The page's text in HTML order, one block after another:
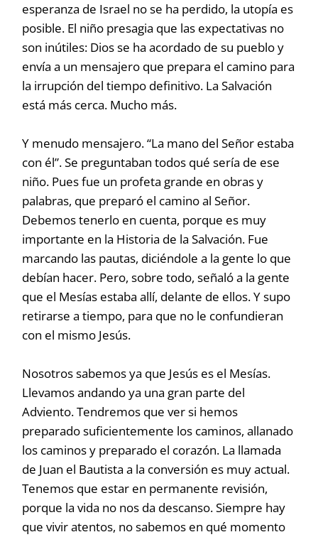
esperanza de Israel no se ha perdido, la utopía es
posible. El niño presagia que las expectativas no
son inútiles: Dios se ha acordado de su pueblo y
envía a un mensajero que prepara el camino para
la irrupción del tiempo definitivo. La Salvación
está más cerca. Mucho más.
Y menudo mensajero. “La mano del Señor estaba
con él”. Se preguntaban todos qué sería de ese
niño. Pues fue un profeta grande en obras y
palabras, que preparó el camino al Señor.
Debemos tenerlo en cuenta, porque es muy
importante en la Historia de la Salvación. Fue
marcando las pautas, diciéndole a la gente lo que
debían hacer. Pero, sobre todo, señaló a la gente
que el Mesías estaba allí, delante de ellos. Y supo
retirarse a tiempo, para que no le confundieran
con el mismo Jesús.
Nosotros sabemos ya que Jesús es el Mesías.
Llevamos andando ya una gran parte del
Adviento. Tendremos que ver si hemos
preparado suficientemente los caminos, allanado
los caminos y preparado el corazón. La llamada
de Juan el Bautista a la conversión es muy actual.
Tenemos que estar en permanente revisión,
porque la vida no nos da descanso. Siempre hay
que vivir atentos, no sabemos en qué momento